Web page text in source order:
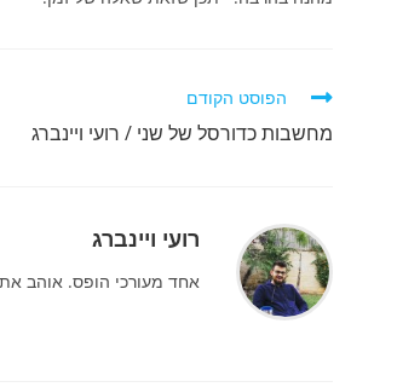
לקרוא
נוספים
הפוסט הקודם
מחשבות כדורסל של שני / רועי ויינברג
רועי ויינברג
אחד מעורכי הופס. אוהב את מיאמי